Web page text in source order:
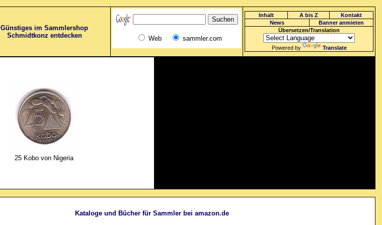
Günstiges im Sammlershop
Schmidtkonz entdecken
Web sammler.com
Inhalt A bis Z
Kontakt
News
Banner anmieten
Übersetzen/Translation
Powered by Translate
25 Kobo von Nigeria
Kataloge und Bücher für Sammler bei amazon.de